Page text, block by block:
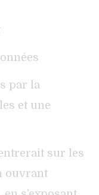
par la
et une
sur les
ouvrant